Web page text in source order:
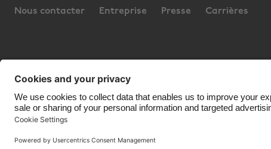
Nous contacter Entreprise Presse Carrières
Assistance Conditions générales d’utilisation